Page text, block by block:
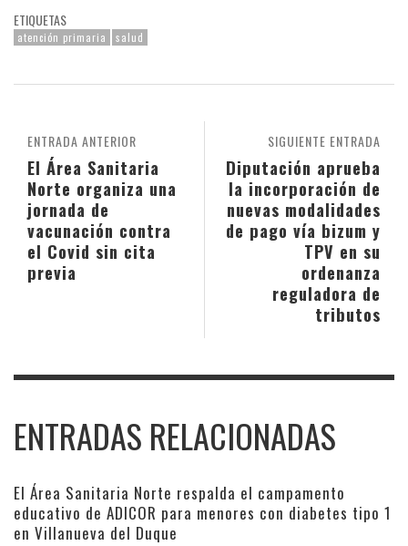
ETIQUETAS
atención primaria salud
SIGUIENTE ENTRADA
Diputación aprueba
la incorporación de
nuevas modalidades
de pago vía bizum y
TPV en su
ordenanza
reguladora de
tributos
ENTRADA ANTERIOR
El Área Sanitaria
Norte organiza una
jornada de
vacunación contra
el Covid sin cita
previa
ENTRADAS RELACIONADAS
El Área Sanitaria Norte respalda el campamento
educativo de ADICOR para menores con diabetes tipo 1
en Villanueva del Duque